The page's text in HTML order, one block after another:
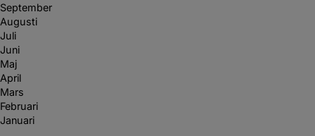
September
Augusti
Juli
Juni
Maj
April
Mars
Februari
Januari